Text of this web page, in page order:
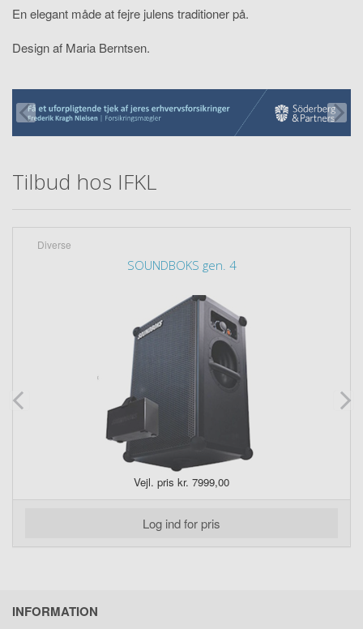
En elegant måde at fejre julens traditioner på.
Design af Maria Berntsen.
Tilbud hos IFKL
Diverse
SOUNDBOKS gen. 4
Vejl. pris kr. 7999,00
Log ind for pris
INFORMATION